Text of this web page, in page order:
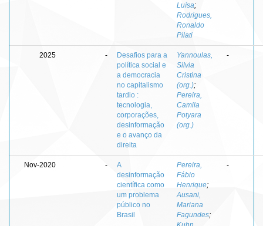
Luísa;
Rodrigues,
Ronaldo
Pilati
2025 -
Desafios para a
política social e
a democracia
no capitalismo
tardio :
tecnologia,
corporações,
desinformação
e o avanço da
direita
Yannoulas,
Silvia
Cristina
(org.);
Pereira,
Camila
Potyara
(org.)
-
Nov-2020 -
A
desinformação
científica como
um problema
público no
Brasil
Pereira,
Fábio
Henrique;
Ausani,
Mariana
Fagundes;
-